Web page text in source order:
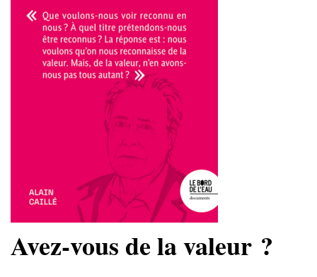
Avez-vous de la valeur ?